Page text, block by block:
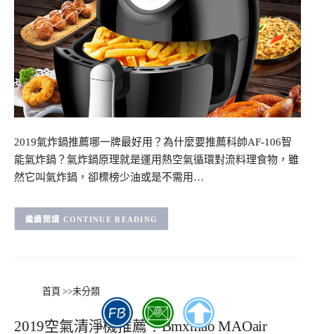
2019氣炸鍋推薦哪一牌最好用？為什麼要推薦科帥AF-106智
能氣炸鍋？氣炸鍋原理就是運用熱空氣循環對流料理食物，雖
然它叫氣炸鍋，卻標榜少油或是不需用…
CONTINUE READING
首頁 >>未分類
2019空氣清淨機推薦！Bmxmao MAOair